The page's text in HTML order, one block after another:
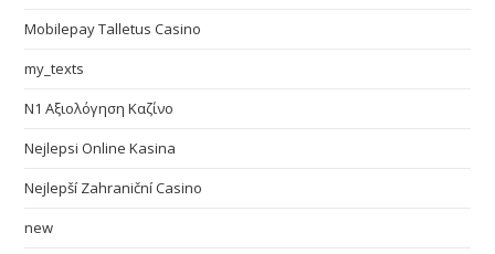
Mobilepay Talletus Casino
my_texts
N1 Αξιολόγηση Καζίνο
Nejlepsi Online Kasina
Nejlepší Zahraniční Casino
new